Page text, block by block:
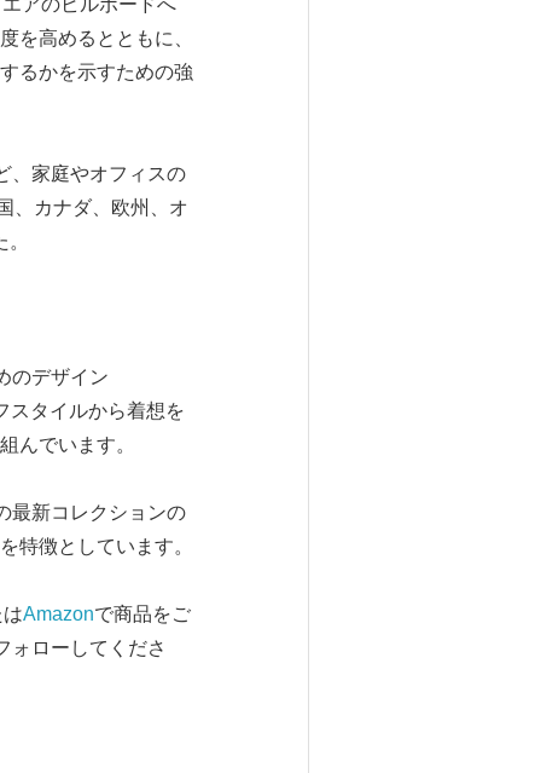
アのビルボードへ
を高めるとともに、
るかを示すための強
、家庭やオフィスの
、カナダ、欧州、オ
。
のデザイン
スタイルから着想を
んでいます。
最新コレクションの
特徴としています。
はAmazonで商品をご
ォローしてくださ